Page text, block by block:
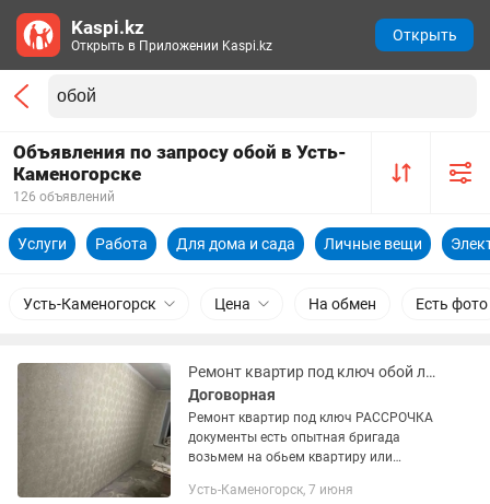
Объявления по запросу обой в Усть-
Каменогорске
126 объявлений
Услуги Работа Для дома и сада Личные вещи
Усть-Каменогорск Цена На обмен Есть фото
Ремонт квартир под ключ обой левкас
Договорная
Ремонт квартир под ключ РАССРОЧКА
документы есть опытная бригада
возьмем на обьем квартиру или
Усть-Каменогорск, 7 июня
Kaspi.kz
Открыть в Приложении Kaspi.kz
Открыть